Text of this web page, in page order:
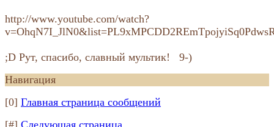
http://www.youtube.com/watch?
;D Рут, спасибо, славный мультик! 9-)
Навигация
[0] Главная страница сообщений
[#] Следующая страница